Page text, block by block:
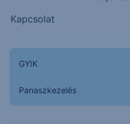
Kapcsolat
GYIK
Panaszkezelés
mindaddig, amíg annyit
váltást (hozam változás,
Kockázati Prémium)
Ugyan emelkedett az